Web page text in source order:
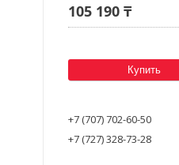
105 190 ₸
Купить
+7 (707) 702-60-50
+7 (727) 328-73-28